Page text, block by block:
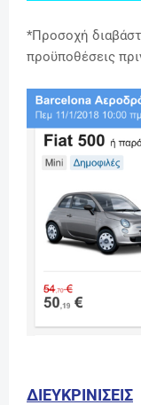
*Προσοχή
προϋποθέσεις
ΔΙΕΥΚΡΙΝΙΣΕΙΣ